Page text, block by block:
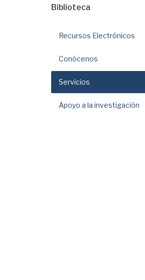
Biblioteca
Recursos Electrónicos
Conócenos
Servicios
Apoyo a la investigación